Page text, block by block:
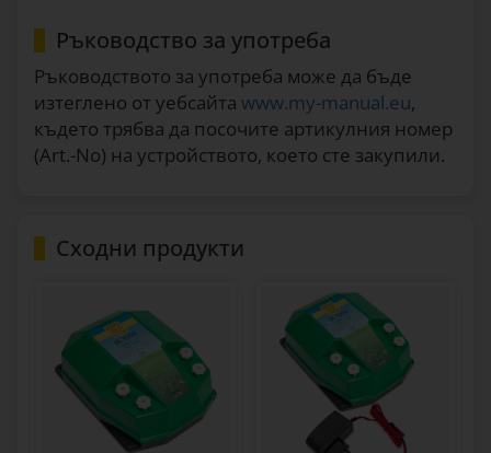
Ръководство за употреба
Ръководството за употреба може да бъде
изтеглено от уебсайта www.my-manual.eu,
където трябва да посочите артикулния номер
(Art.-No) на устройството, което сте закупили.
Сходни продукти